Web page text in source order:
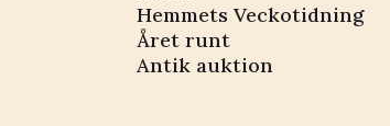
Hemmets Veckotidning
Året runt
Antik auktion